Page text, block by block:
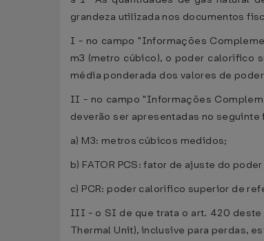
grandeza utilizada nos documentos
I - no campo "Informações
m3 (metro cúbico), o poder calorífico
média ponderada dos valores de
II - no campo "Informações
deverão ser apresentadas no
a) M3: metros cúbicos medidos;
b) FATOR PCS: fator de ajuste do
c) PCR: poder calorífico superior de
III - o SI de que trata o art. 420 deste
Thermal Unit), inclusive para perdas,